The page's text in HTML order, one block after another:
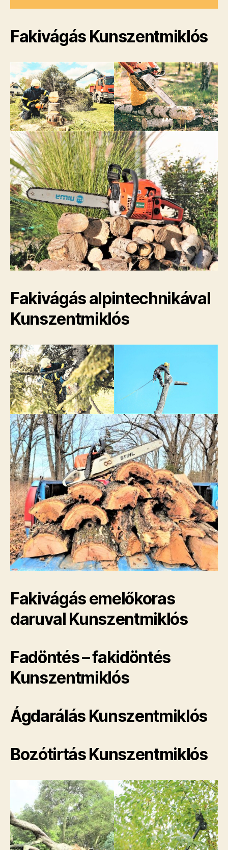
Fakivágás Kunszentmiklós
Fakivágás alpintechnikával
Kunszentmiklós
Fakivágás emelőkoras
daruval Kunszentmiklós
Fadöntés – fakidöntés
Kunszentmiklós
Ágdarálás Kunszentmiklós
Bozótirtás Kunszentmiklós